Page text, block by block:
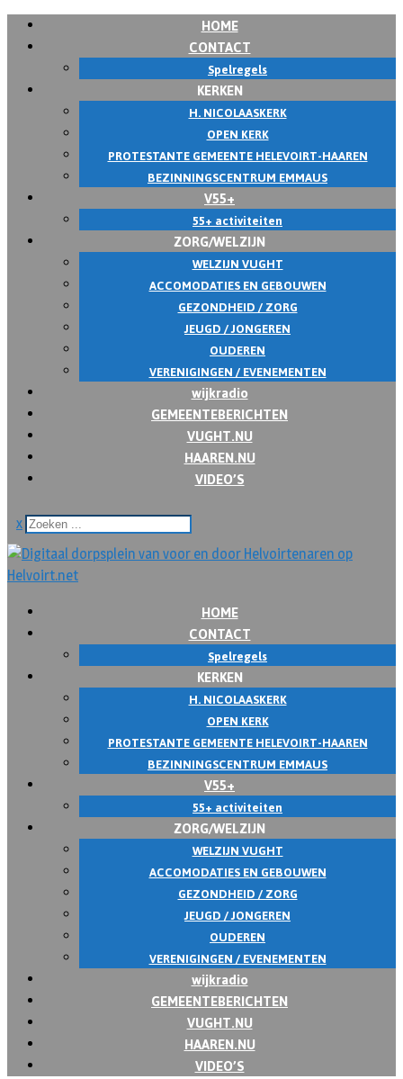
Skip
HOME
CONTACT
Spelregels
KERKEN
H. NICOLAASKERK
OPEN KERK
PROTESTANTE GEMEENTE HELEVOIRT-HAAREN
BEZINNINGSCENTRUM EMMAUS
V55+
55+ activiteiten
ZORG/WELZIJN
WELZIJN VUGHT
ACCOMODATIES EN GEBOUWEN
GEZONDHEID / ZORG
JEUGD / JONGEREN
OUDEREN
VERENIGINGEN / EVENEMENTEN
wijkradio
GEMEENTEBERICHTEN
VUGHT.NU
HAAREN.NU
VIDEO’S
x
HOME
CONTACT
Spelregels
KERKEN
H. NICOLAASKERK
OPEN KERK
PROTESTANTE GEMEENTE HELEVOIRT-HAAREN
BEZINNINGSCENTRUM EMMAUS
V55+
55+ activiteiten
ZORG/WELZIJN
WELZIJN VUGHT
ACCOMODATIES EN GEBOUWEN
GEZONDHEID / ZORG
JEUGD / JONGEREN
OUDEREN
VERENIGINGEN / EVENEMENTEN
wijkradio
GEMEENTEBERICHTEN
VUGHT.NU
HAAREN.NU
VIDEO’S